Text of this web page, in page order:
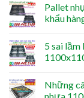
Pallet
khẩu
5 sai
Những
nhựa